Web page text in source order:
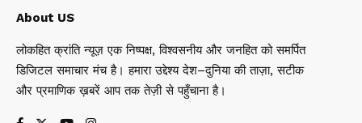
About US
लोकहित क्रांति न्यूज़ एक निष्पक्ष, विश्वसनीय और जनहित को समर्पित
डिजिटल समाचार मंच है। हमारा उद्देश्य देश–दुनिया की ताज़ा, सटीक
और प्रमाणिक ख़बरें आप तक तेज़ी से पहुँचाना है।